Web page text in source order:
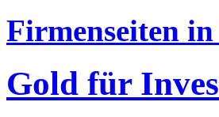
Firmenseiten
Gold für